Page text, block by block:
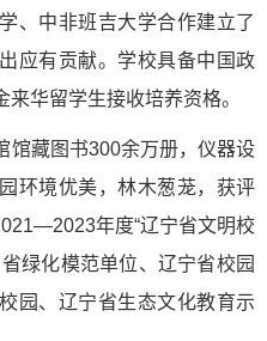
、中非班吉大学合作建立了
应有贡献。学校具备中国政
华留学生接收培养资格。
馆藏图书300余万册，仪器设
环境优美，林木葱茏，获评
年度“辽宁省文明校
绿化模范单位、辽宁省校园
园、辽宁省生态文化教育示